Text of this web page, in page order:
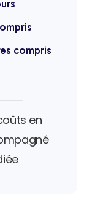
compris
en